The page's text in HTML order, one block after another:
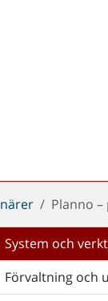
Planno
System och
Förvaltning och